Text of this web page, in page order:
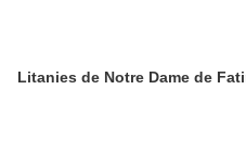
Litanies de Notre Dame de